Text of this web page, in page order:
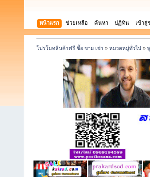
หน้าแรก ช่วยเหลือ ค้นหา ปฏิทิน เข้าสู่
โปรโมทสินค้าฟรี ซื้อ ขาย เช่า »หมวดหมู่ทั่วไป »